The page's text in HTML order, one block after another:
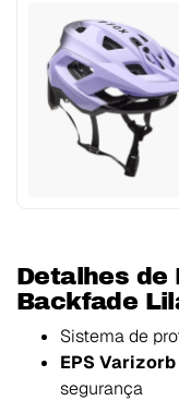
Detalhes de
Backfade
Sistema de
EPS
segurança